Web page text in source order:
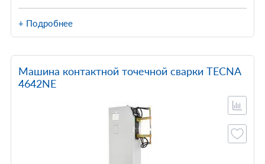
+ Подробнее
Машина контактной точечной сварки TECNA
4642NE